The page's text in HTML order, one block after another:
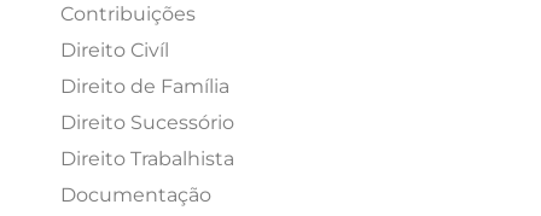
Contribuições
Direito Civíl
Direito de Família
Direito Sucessório
Direito Trabalhista
Documentação